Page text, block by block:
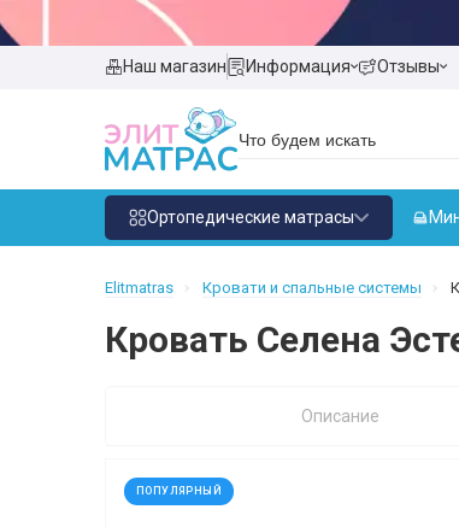
Наш магазин Информация Отзывы
Ортопедические матрасы
Elitmatras Кровати и спальные системы
Кровать Селена
Описание
ПОПУЛЯРНЫЙ